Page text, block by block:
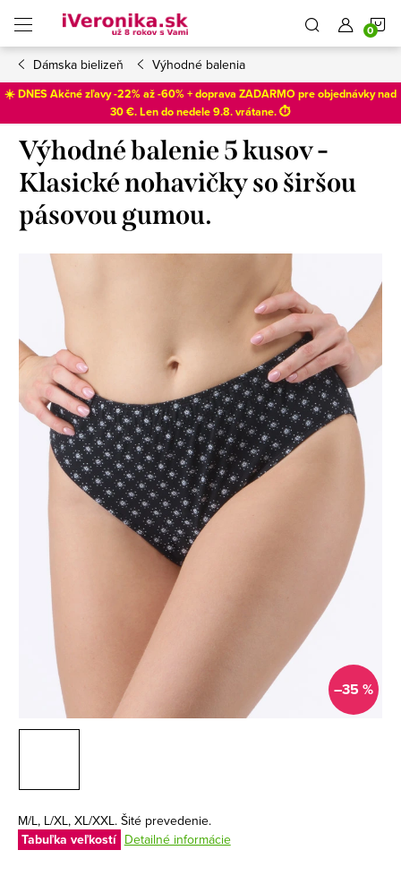
obsah
Dámska bielizeň Výhodné balenia
☀️ DNES Akčné zľavy -22% až -60% + doprava ZADARMO pre objednávky nad
30 €. Len donedele 9.8. vrátane. ⏱️
Výhodné balenie 5 kusov -
Klasické nohavičky so širšou
pásovou gumou.
–35 %
M/L, L/XL, XL/XXL. Šité prevedenie.
Tabuľka veľkostí Detailné informácie